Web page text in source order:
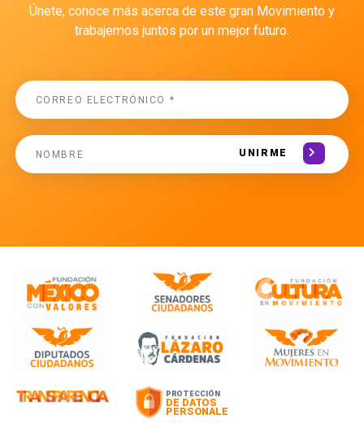
Únete, conoce más acerca de este gran Movimiento y
trabajemos juntos por un mejor futuro.
UNIRME